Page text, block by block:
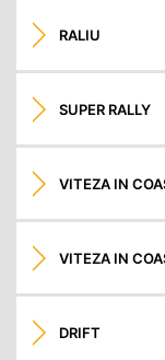
RALIU
SUPER RALLY
VITEZA IN
VITEZA IN
DRIFT